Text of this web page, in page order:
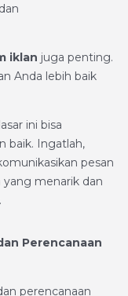
iklan juga penting.
Anda lebih baik
ini bisa
baik. Ingatlah,
pesan
yang menarik dan
Perencanaan
perencanaan